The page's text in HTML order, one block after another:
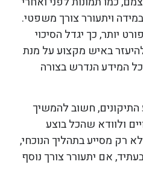
ויתעורר צורך משפטי.
יותר, כך יגדל הסיכוי
באיש מקצוע על מנת
המידע הנדרש בצורה
חשוב להמשיך
ולוודא שהכל בוצע
רק מסייע בתהליך הנוכחי,
אם יתעורר צורך נוסף